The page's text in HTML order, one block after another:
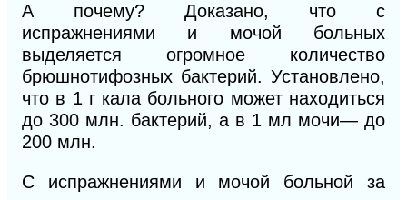
А почему? Доказано, что с
испражнениями и мочой больных
выделяется огромное количество
брюшнотифозных бактерий. Установлено,
что в 1 г кала больного может находиться
до 300 млн. бактерий, а в 1 мл мочи— до
200 млн.
С испражнениями и мочой больной за